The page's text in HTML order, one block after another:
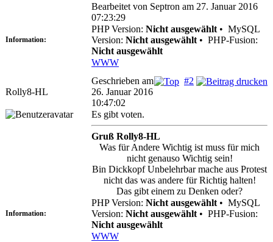
Bearbeitet von Septron am 27. Januar 2016
07:23:29
Information:
PHP Version: Nicht ausgewählt • MySQL
Version: Nicht ausgewählt • PHP-Fusion:
Nicht ausgewählt
WWW
Rolly8-HL
#2
Geschrieben am
26. Januar 2016
10:47:02
Es gibt voten.
Gruß Rolly8-HL
Was für Andere Wichtig ist muss für mich
nicht genauso Wichtig sein!
Bin Dickkopf Unbelehrbar mache aus Protest
nicht das was andere für Richtig halten!
Das gibt einem zu Denken oder?
Information:
PHP Version: Nicht ausgewählt • MySQL
Version: Nicht ausgewählt • PHP-Fusion:
Nicht ausgewählt
WWW